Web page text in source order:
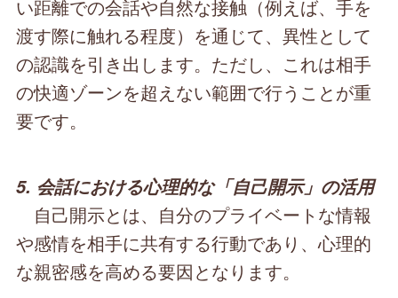
い距離での会話や自然な接触（例えば、手を
渡す際に触れる程度）を通じて、異性として
の認識を引き出します。ただし、これは相手
の快適ゾーンを超えない範囲で行うことが重
要です。
5. 会話における心理的な「自己開示」の活用
自己開示とは、自分のプライベートな情報
や感情を相手に共有する行動であり、心理的
な親密感を高める要因となります。